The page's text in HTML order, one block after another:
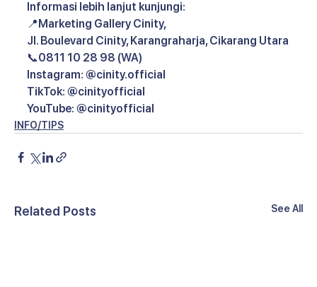
Informasi lebih lanjut kunjungi:
📍Marketing Gallery Cinity,
JI. Boulevard Cinity, Karangraharja, Cikarang Utara
📞0811 10 28 98 (WA)
Instagram: @cinity.official
TikTok: @cinityofficial
YouTube: @cinityofficial
INFO/TIPS
Related Posts See All